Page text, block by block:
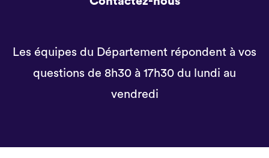
Les équipes du Département répondent à vos
questions de 8h30 à 17h30 du lundi au
vendredi